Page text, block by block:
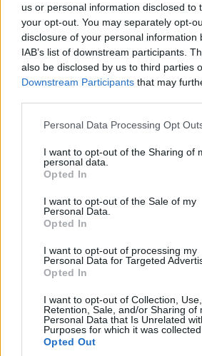
us or personal information disclosed to
your opt-out. You may separately opt-
disclosure of your personal information
IAB’s list of downstream participants.
also be disclosed by us to third parties
Downstream Participants that may
Please note that this website/app uses
not limited to your visit or usage
grant or deny consent to Google and
use your data for below specified
consent section.
Personal Data Processing Opt
I want to opt-out of the Sharing of
personal data.
Opted In
I want to opt-out of the Sale of my
Personal Data.
Opted In
I want to opt-out of processing my
Personal Data for Targeted
Opted In
I want to opt-out of Collection, Use,
Retention, Sale, and/or Sharing of
Personal Data that Is Unrelated
Purposes for which it was collected.
Opted Out
fogja gyorsítani az EU 2030-ra
energiapolitikai céljainak
klímasemlegességre való átállást,
EU arra irányuló erőfeszítéseit,
váljon.
feltételeket azoknak az
létfontosságúak, hogy 2050-re az
kibocsátást. Olyan technológiákkal
jelentős mértékben hozzájárulnak
A támogatandó
atomenergia, a
megújuló energia, az
energiatárolók, a hőszivattyúk és a
fenntartható alternatív
moduláris reaktorok.